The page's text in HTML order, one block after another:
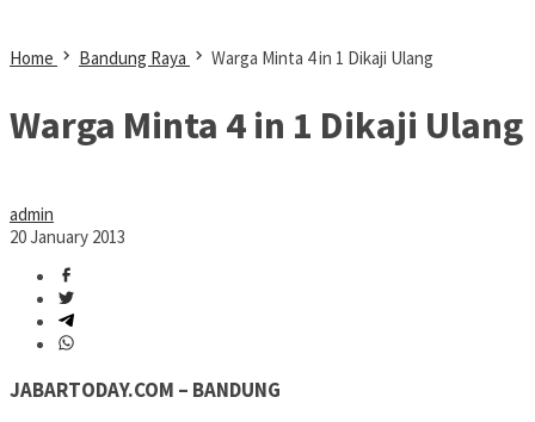
Home Bandung Raya Warga Minta 4 in 1 Dikaji Ulang
Warga Minta 4 in 1 Dikaji Ulang
admin
20 January 2013
JABARTODAY.COM – BANDUNG